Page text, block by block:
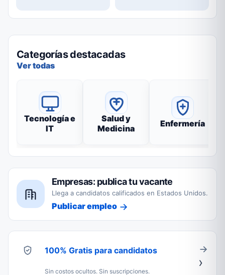
Categorías destacadas
Ver todas
Tecnología e
IT
Salud y
Medicina
Enfermería
Empresas: publica tu vacante
Llega a candidatos calificados en Estados Unidos.
Publicar empleo
100% Gratis para candidatos
Sin costos ocultos. Sin suscripciones.